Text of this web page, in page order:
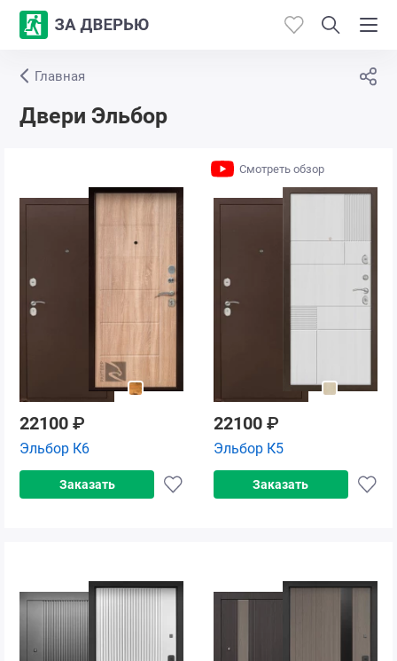
Каталог
Производители
Главная
Двери Эльбор
22100 ₽
Эльбор К6
Заказать
Смотреть обзор
22100 ₽
Эльбор К5
Заказать